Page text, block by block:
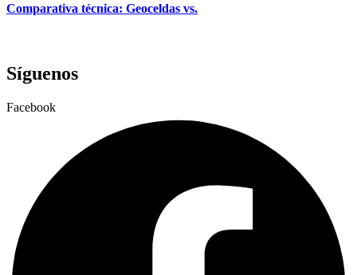
Comparativa técnica: Geoceldas vs.
Síguenos
Facebook